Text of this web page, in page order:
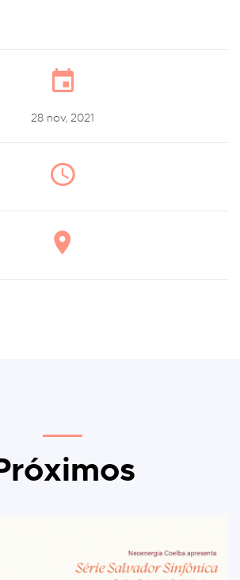
28 nov, 2021